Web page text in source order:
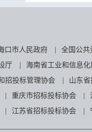
口市人民政府 全国公共
厅
海南省工业和信息化
招投标管理协会
山东
重庆市招标投标协会
江苏省招标投标协会